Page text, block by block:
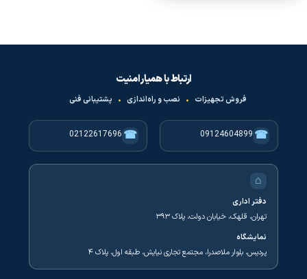
ارتباط با همیار امنیت
فروش تجهیزات • نصب و راه‌اندازی • پشتیبانی فنی
☎
09124604899
☎
02122617696
⌂
دفتر اداری
تهران، قلهک، خیابان دولت، پلاک ۳۹۳
نمایشگاه
پردیس، بلوار ملاصدرا، مجتمع تجاری نیایش، طبقه اول، پلاک ۴